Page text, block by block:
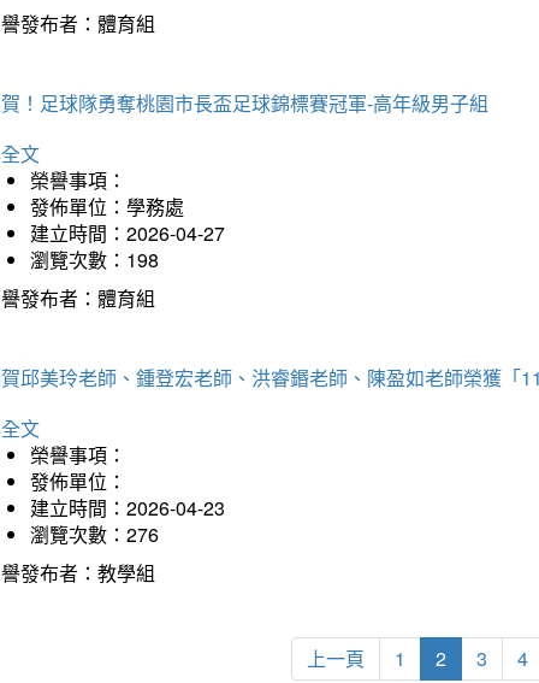
發布者：體育組
！足球隊勇奪桃園市長盃足球錦標賽冠軍-高年級男子組
文
榮譽事項：
發佈單位：學務處
建立時間：2026-04-27
瀏覽次數：198
發布者：體育組
邱美玲老師、鍾登宏老師、洪睿鍲老師、陳盈如老師榮獲「
文
榮譽事項：
發佈單位：
建立時間：2026-04-23
瀏覽次數：276
發布者：教學組
上一頁 1 2 3 4